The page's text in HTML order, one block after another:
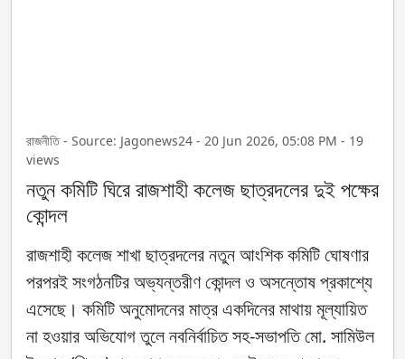
রাজনীতি - Source: Jagonews24 - 20 Jun 2026, 05:08 PM - 19
views
নতুন কমিটি ঘিরে রাজশাহী কলেজ ছাত্রদলের দুই পক্ষের
কোন্দল
রাজশাহী কলেজ শাখা ছাত্রদলের নতুন আংশিক কমিটি ঘোষণার
পরপরই সংগঠনটির অভ্যন্তরীণ কোন্দল ও অসন্তোষ প্রকাশ্যে
এসেছে। কমিটি অনুমোদনের মাত্র একদিনের মাথায় মূল্যায়িত
না হওয়ার অভিযোগ তুলে নবনির্বাচিত সহ-সভাপতি মো. সামিউল